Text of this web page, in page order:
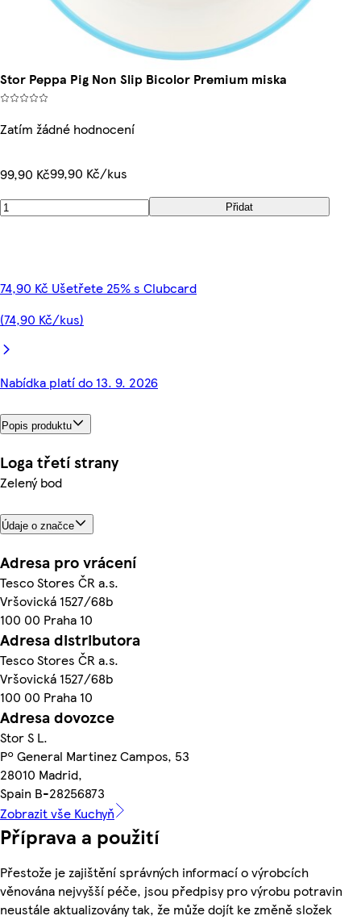
Stor Peppa Pig Non Slip Bicolor Premium miska
Zatím žádné hodnocení
99,90 Kč99,90 Kč/kus
Přidat
74,90 Kč Ušetřete 25% s Clubcard
(74,90 Kč/kus)
Nabídka platí do 13. 9. 2026
Popis produktu
Loga třetí strany
Zelený bod
Údaje o značce
Adresa pro vrácení
Tesco Stores ČR a.s.
Vršovická 1527/68b
100 00 Praha 10
Adresa distributora
Tesco Stores ČR a.s.
Vršovická 1527/68b
100 00 Praha 10
Adresa dovozce
Stor S L.
Pº General Martinez Campos, 53
28010 Madrid,
Spain B-28256873
Zobrazit vše Kuchyň
Příprava a použití
Přestože je zajištění správných informací o výrobcích
věnována nejvyšší péče, jsou předpisy pro výrobu potravin
neustále aktualizovány tak, že může dojít ke změně složek